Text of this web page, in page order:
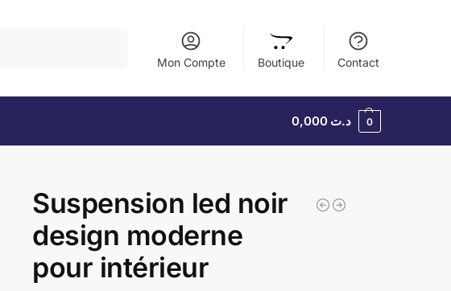
Mon Compte Boutique Contact
د.ت 0,000 0
Suspension led noir
design moderne
pour intérieur